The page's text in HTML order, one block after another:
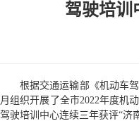
驾驶培训
根据交通运输部《机动车
月组织开展了全市2022年度机
驾驶培训中心连续三年获评“济